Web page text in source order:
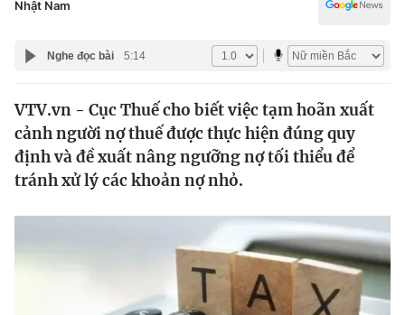
Pháp luật
Y tế
Thế giới
Tin tức
Thế giới đó đây
Kinh tế
Dữ liệu và đời sống
Nhật Nam
Nghe đọc bài 5:14
VTV.vn - Cục Thuế cho biết việc tạm hoãn xuất
cảnh người nợ thuế được thực hiện đúng quy
định và đề xuất nâng ngưỡng nợ tối thiểu để
tránh xử lý các khoản nợ nhỏ.